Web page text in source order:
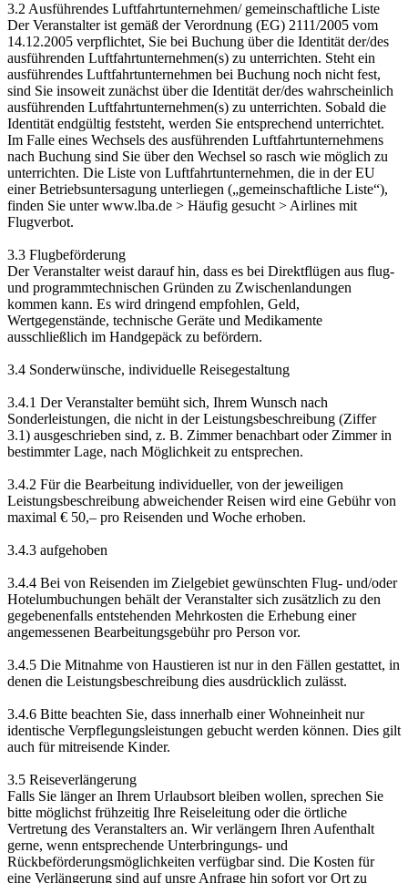
3.2 Ausführendes Luftfahrtunternehmen/ gemeinschaftliche Liste
Der Veranstalter ist gemäß der Verordnung (EG) 2111/2005 vom
14.12.2005 verpflichtet, Sie bei Buchung über die Identität der/des
ausführenden Luftfahrtunternehmen(s) zu unterrichten. Steht ein
ausführendes Luftfahrtunternehmen bei Buchung noch nicht fest,
sind Sie insoweit zunächst über die Identität der/des wahrscheinlich
ausführenden Luftfahrtunternehmen(s) zu unterrichten. Sobald die
Identität endgültig feststeht, werden Sie entsprechend unterrichtet.
Im Falle eines Wechsels des ausführenden Luftfahrtunternehmens
nach Buchung sind Sie über den Wechsel so rasch wie möglich zu
unterrichten. Die Liste von Luftfahrtunternehmen, die in der EU
einer Betriebsuntersagung unterliegen („gemeinschaftliche Liste“),
finden Sie unter www.lba.de > Häufig gesucht > Airlines mit
Flugverbot.
3.3 Flugbeförderung
Der Veranstalter weist darauf hin, dass es bei Direktflügen aus flug-
und programmtechnischen Gründen zu Zwischenlandungen
kommen kann. Es wird dringend empfohlen, Geld,
Wertgegenstände, technische Geräte und Medikamente
ausschließlich im Handgepäck zu befördern.
3.4 Sonderwünsche, individuelle Reisegestaltung
3.4.1 Der Veranstalter bemüht sich, Ihrem Wunsch nach
Sonderleistungen, die nicht in der Leistungsbeschreibung (Ziffer
3.1) ausgeschrieben sind, z. B. Zimmer benachbart oder Zimmer in
bestimmter Lage, nach Möglichkeit zu entsprechen.
3.4.2 Für die Bearbeitung individueller, von der jeweiligen
Leistungsbeschreibung abweichender Reisen wird eine Gebühr von
maximal € 50,– pro Reisenden und Woche erhoben.
3.4.3 aufgehoben
3.4.4 Bei von Reisenden im Zielgebiet gewünschten Flug- und/oder
Hotelumbuchungen behält der Veranstalter sich zusätzlich zu den
gegebenenfalls entstehenden Mehrkosten die Erhebung einer
angemessenen Bearbeitungsgebühr pro Person vor.
3.4.5 Die Mitnahme von Haustieren ist nur in den Fällen gestattet, in
denen die Leistungsbeschreibung dies ausdrücklich zulässt.
3.4.6 Bitte beachten Sie, dass innerhalb einer Wohneinheit nur
identische Verpflegungsleistungen gebucht werden können. Dies gilt
auch für mitreisende Kinder.
3.5 Reiseverlängerung
Falls Sie länger an Ihrem Urlaubsort bleiben wollen, sprechen Sie
bitte möglichst frühzeitig Ihre Reiseleitung oder die örtliche
Vertretung des Veranstalters an. Wir verlängern Ihren Aufenthalt
gerne, wenn entsprechende Unterbringungs- und
Rückbeförderungsmöglichkeiten verfügbar sind. Die Kosten für
eine Verlängerung sind auf unsre Anfrage hin sofort vor Ort zu